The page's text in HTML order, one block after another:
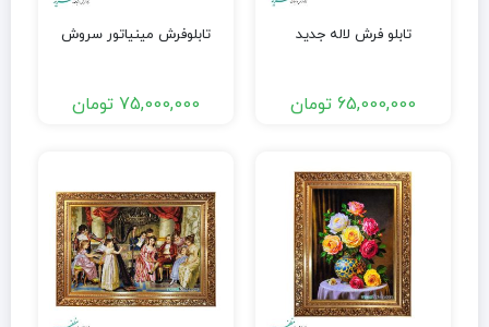
تابلو فرش لاله جدید
65,000,000 تومان
تابلوفرش مینیاتور سروش
75,000,000 تومان